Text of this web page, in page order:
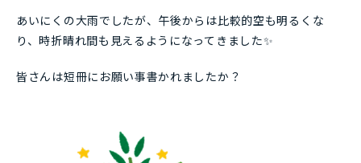
あいにくの大雨でしたが、午後からは比較的空も明るくな
り、時折晴れ間も見えるようになってきました✨
皆さんは短冊にお願い事書かれましたか？